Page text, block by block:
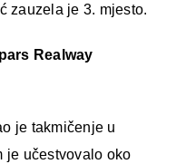
zauzela je 3. mjesto.
Realway
je takmičenje u
je učestvovalo oko